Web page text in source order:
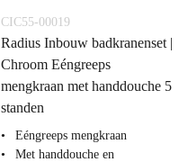
CIC55-00019
Radius Inbouw badkranenset |
Chroom Eéngreeps
mengkraan met handdouche 5
standen
Eéngreeps mengkraan
Met handdouche en